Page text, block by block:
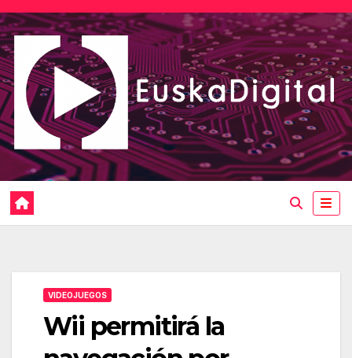
Saltar
al
contenido
VIDEOJUEGOS
Wii permitirá la